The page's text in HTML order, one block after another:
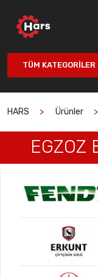
TÜM KATEGORILER
HARS Ürünler
EGZOZ